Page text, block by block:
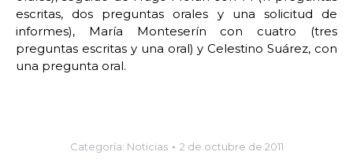
escritas, dos preguntas orales y una solicitud de
informes), María Monteserín con cuatro (tres
preguntas escritas y una oral) y Celestino Suárez, con
una pregunta oral.
Categoría: Noticias 2 de octubre de 2011